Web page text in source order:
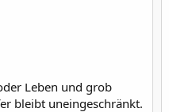
Leben und grob
bleibt uneingeschränkt.